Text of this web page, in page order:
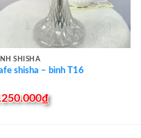
SHISHA
shisha – bình T16
₫